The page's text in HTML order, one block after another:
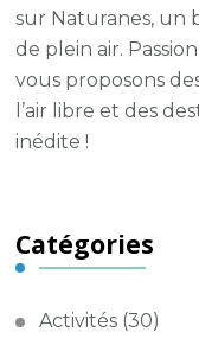
sur Naturanes, un
de plein air.
vous proposons
l’air libre et des
inédite !
Catégories
Activités (30)